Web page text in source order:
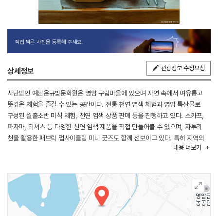
직접 찍은 사진을 등록해 주세요.
상세정보 관광정보 수정요청
사단법인 예담은규방문화원은 영암 구림마을에 있으며 자연 속에서 여유롭고
뜻깊은 체험을 즐길 수 있는 공간이다. 전통 천연 염색 체험과 영암 특산물로
구성된 월출소반 미식 체험, 천연 염색 상품 판매 등을 진행하고 있다. 스카프,
파자마, 티셔츠 등 다양한 천연 염색 제품을 직접 만들어볼 수 있으며, 자투리
천을 활용한 패브릭 업사이클링 미니 굿즈도 함께 선보이고 있다. 특히 지역의
신선한 재료로 정성스럽게 차려낸 월출소반은 방문객들에게 좋은 반응을 얻고
내용 더보기